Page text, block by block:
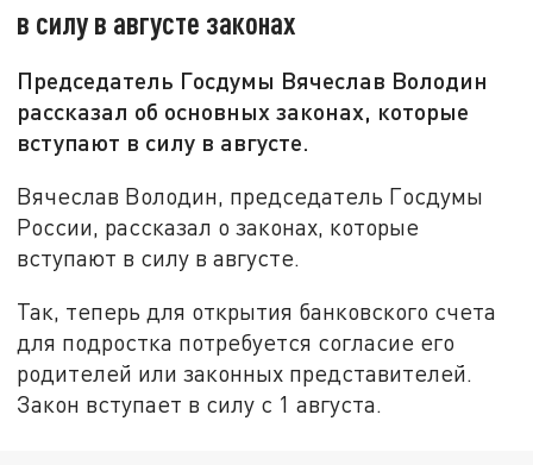
в силу в августе законах
Председатель Госдумы Вячеслав Володин
рассказал об основных законах, которые
вступают в силу в августе.
Вячеслав Володин, председатель Госдумы
России, рассказал о законах, которые
вступают в силу в августе.
Так, теперь для открытия банковского счета
для подростка потребуется согласие его
родителей или законных представителей.
Закон вступает в силу с 1 августа.